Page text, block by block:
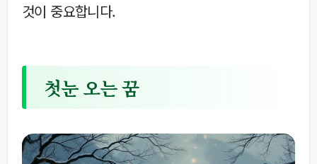
것이 중요합니다.
첫눈 오는 꿈